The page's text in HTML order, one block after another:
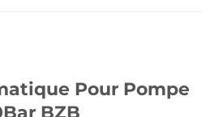
Pour Pompe
BZB